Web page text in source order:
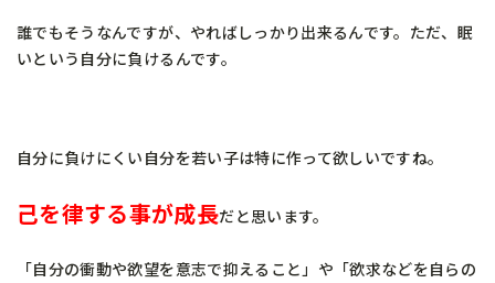
誰でもそうなんですが、やればしっかり出来るんです。ただ、眠
いという自分に負けるんです。
自分に負けにくい自分を若い子は特に作って欲しいですね。
己を律する事が成長だと思います。
「自分の衝動や欲望を意志で抑えること」や「欲求などを自らの